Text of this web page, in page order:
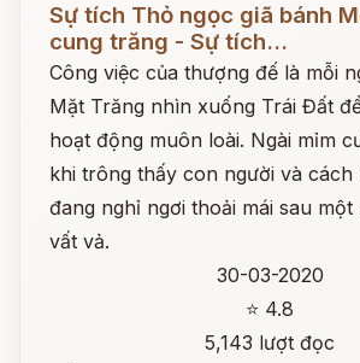
Sự tích Thỏ ngọc giã bánh
cung trăng - Sự tích...
Công việc của thượng đế là mỗi
Mặt Trăng nhìn xuống Trái Đất
hoạt động muôn loài. Ngài mỉm
khi trông thấy con người và cách
đang nghỉ ngơi thoải mái sau một
vất vả.
30-03-2020
⭐ 4.8
5,143 lượt đọc